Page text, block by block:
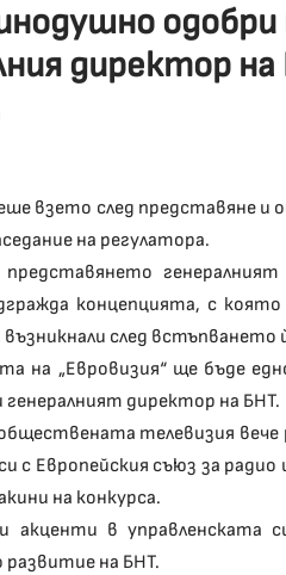
одобри
директор
взето след представяне
на регулатора.
концепцията, с
след встъпването
на „Евровизия“ ще бъде
генералният директор на БНТ.
телевизия
с Европейския съюз за
на конкурса.
акценти в управленската
на БНТ.